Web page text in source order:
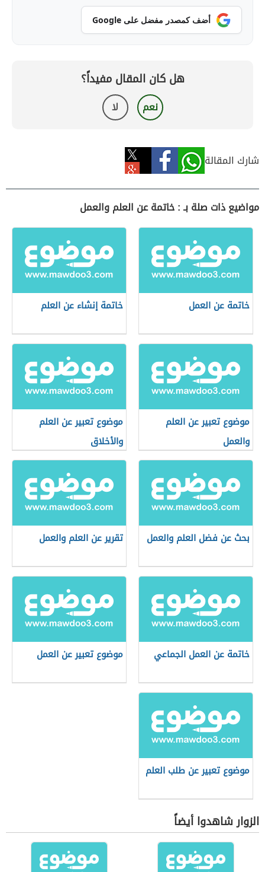
أضف كمصدر مفضل على Google
هل كان المقال مفيداً؟
نعم لا
شارك المقالة
مواضيع ذات صلة بـ : خاتمة عن العلم والعمل
خاتمة عن العمل خاتمة إنشاء عن العلم
موضوع تعبير عن العلم
والعمل
موضوع تعبير عن العلم
والأخلاق
بحث عن فضل العلم والعمل تقرير عن العلم والعمل
خاتمة عن العمل الجماعي موضوع تعبير عن العمل
موضوع تعبير عن طلب العلم
الزوار شاهدوا أيضاً